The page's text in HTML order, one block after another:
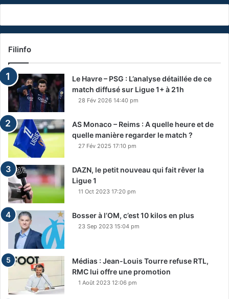
Filinfo
Le Havre – PSG : L’analyse détaillée de ce
match diffusé sur Ligue 1+ à 21h
28 Fév 2026 14:40 pm
AS Monaco – Reims : A quelle heure et de
quelle manière regarder le match ?
27 Fév 2025 17:10 pm
DAZN, le petit nouveau qui fait rêver la
Ligue 1
11 Oct 2023 17:20 pm
Bosser à l’OM, c’est 10 kilos en plus
23 Sep 2023 15:04 pm
Médias : Jean-Louis Tourre refuse RTL,
RMC lui offre une promotion
1 Août 2023 12:06 pm